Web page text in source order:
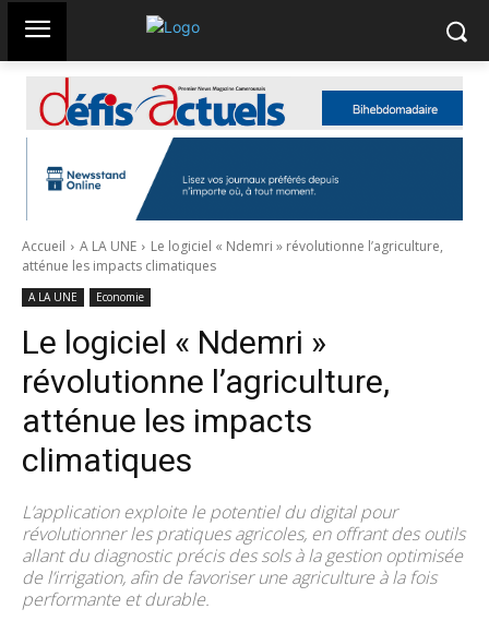
Accueil A LA UNE
Le logiciel « Ndemri » révolutionne l’agriculture,
atténue les impacts climatiques
A LA UNE Economie
Le logiciel « Ndemri »
révolutionne l’agriculture,
atténue les impacts
climatiques
L’application exploite le potentiel du digital pour
révolutionner les pratiques agricoles, en offrant des outils
allant du diagnostic précis des sols à la gestion optimisée
de l’irrigation, afin de favoriser une agriculture à la fois
performante et durable.